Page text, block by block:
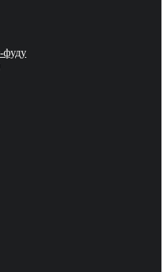
фуду